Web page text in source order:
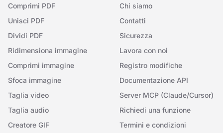
Comprimi PDF
Unisci PDF
Dividi PDF
Ridimensiona immagine
Comprimi immagine
Sfoca immagine
Taglia video
Taglia audio
Creatore GIF
Chi siamo
Contatti
Sicurezza
Lavora con noi
Registro modifiche
Documentazione API
Server MCP (Claude/Cursor)
Richiedi una funzione
Termini e condizioni